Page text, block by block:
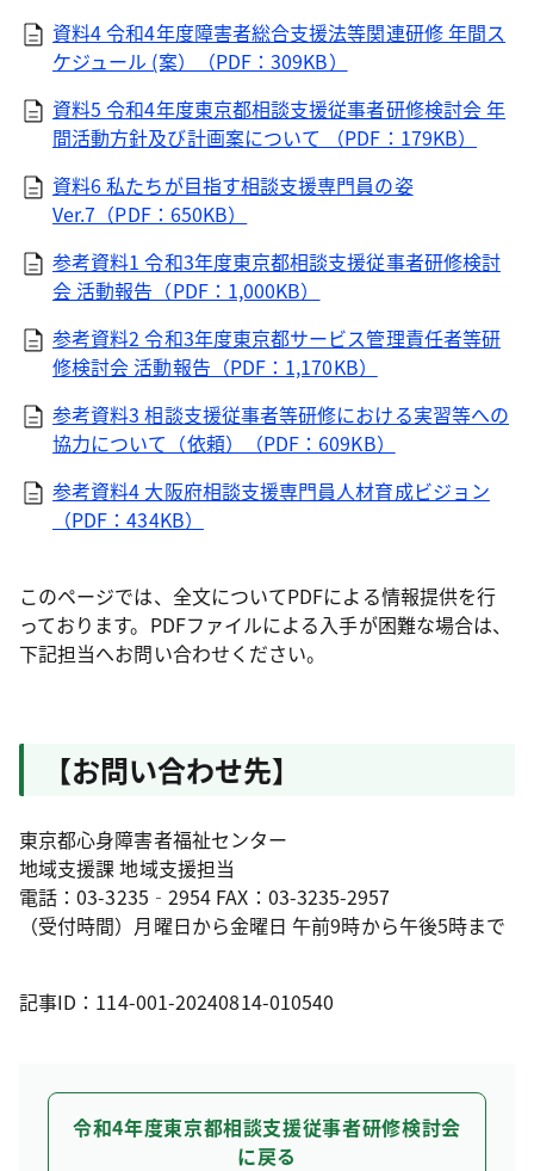
資料4 令和4年度障害者総合支援法等関連研修 年間ス
ケジュール (案）（PDF：309KB）
資料5 令和4年度東京都相談支援従事者研修検討会 年
間活動方針及び計画案について （PDF：179KB）
資料6 私たちが目指す相談支援専門員の姿
Ver.7（PDF：650KB）
参考資料1 令和3年度東京都相談支援従事者研修検討
会 活動報告（PDF：1,000KB）
参考資料2 令和3年度東京都サービス管理責任者等研
修検討会 活動報告（PDF：1,170KB）
参考資料3 相談支援従事者等研修における実習等への
協力について（依頼）（PDF：609KB）
参考資料4 大阪府相談支援専門員人材育成ビジョン
（PDF：434KB）
このページでは、全文についてPDFによる情報提供を行
っております。PDFファイルによる入手が困難な場合は、
下記担当へお問い合わせください。
【お問い合わせ先】
東京都心身障害者福祉センター
地域支援課 地域支援担当
電話：03-3235‐2954 FAX：03-3235-2957
（受付時間）月曜日から金曜日 午前9時から午後5時まで
記事ID：114-001-20240814-010540
令和4年度東京都相談支援従事者研修検討会
に戻る